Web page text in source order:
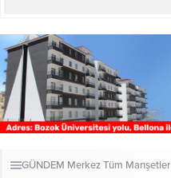
GÜNDEM MerkezTüm Manşetler